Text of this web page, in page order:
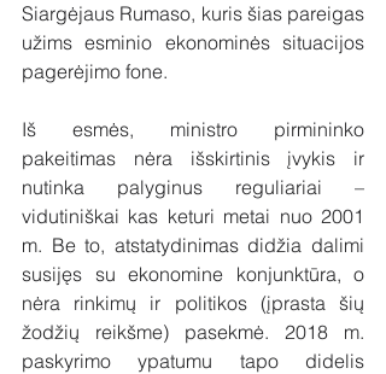
Siargėjaus Rumaso, kuris šias pareigas
užims esminio ekonominės situacijos
pagerėjimo fone.
Iš esmės, ministro pirmininko
pakeitimas nėra išskirtinis įvykis ir
nutinka palyginus reguliariai –
vidutiniškai kas keturi metai nuo 2001
m. Be to, atstatydinimas didžia dalimi
susijęs su ekonomine konjunktūra, o
nėra rinkimų ir politikos (įprasta šių
žodžių reikšme) pasekmė. 2018 m.
paskyrimo ypatumu tapo didelis